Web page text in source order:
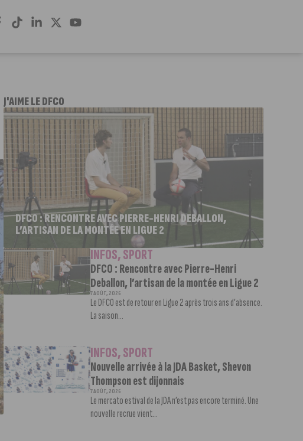
J'AIME LE DFCO
DFCO : RENCONTRE AVEC PIERRE-HENRI DEBALLON,
L’ARTISAN DE LA MONTÉE EN LIGUE 2
INFOS,SPORT
DFCO : Rencontre avec Pierre-Henri
Deballon, l’artisan de la montée en Ligue 2
7 AOÛT, 2026
Le DFCO est de retour en Ligue 2 après trois ans d’absence.
La saison...
INFOS,SPORT
Nouvelle arrivée à la JDA Basket, Shevon
Thompson est dijonnais
7 AOÛT, 2026
Le mercato estival de la JDA n’est pas encore terminé. Une
nouvelle recrue vient...